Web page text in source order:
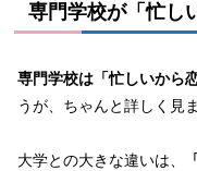
専門学校が「忙し
専門学校は「忙しいから
うが、ちゃんと詳しく見
大学との大きな違いは、